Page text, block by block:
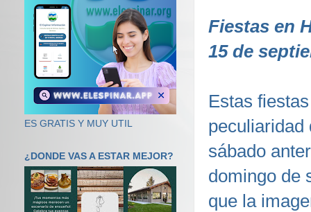
Fiestas en
15 de
Estas
peculiaridad
sábado
domingo de
que la
ES GRATIS Y MUY UTIL
¿DONDE VAS A ESTAR MEJOR?